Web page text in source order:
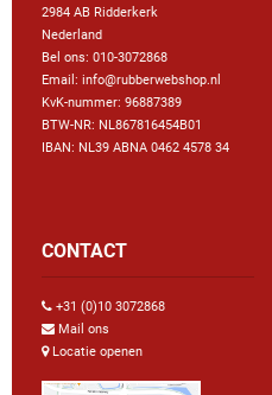
2984 AB Ridderkerk
Nederland
Bel ons: 010-3072868
Email: info@rubberwebshop.nl
KvK-nummer: 96887389
BTW-NR: NL867816454B01
IBAN: NL39 ABNA 0462 4578 34
CONTACT
+31 (0)10 3072868
Mail ons
Locatie openen